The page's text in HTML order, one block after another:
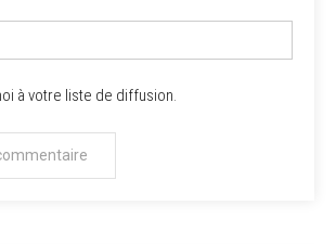
à votre liste de diffusion.